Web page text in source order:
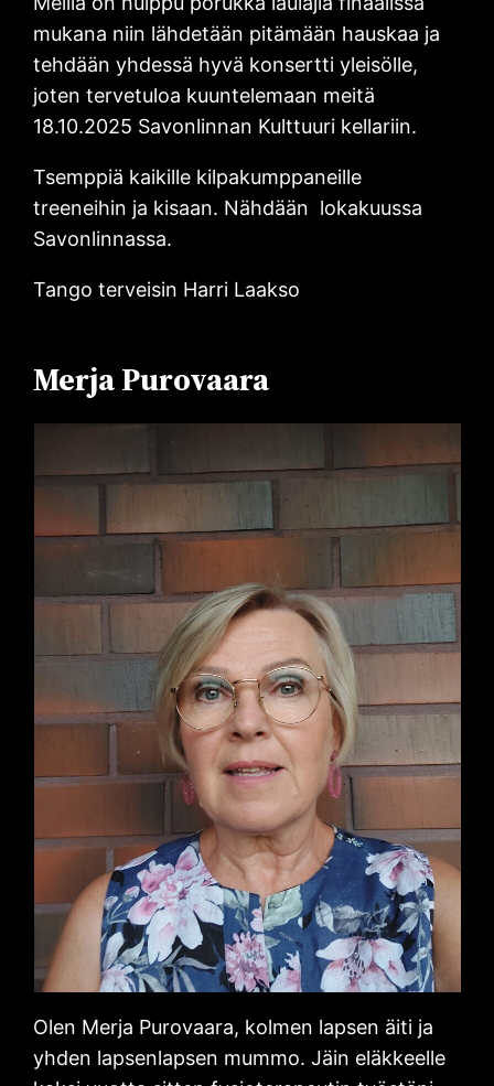
mukana niin lähdetään pitämään hauskaa ja
tehdään yhdessä hyvä konsertti yleisölle,
joten tervetuloa kuuntelemaan meitä
18.10.2025 Savonlinnan Kulttuuri kellariin.
Tsemppiä kaikille kilpakumppaneille
treeneihin ja kisaan. Nähdään lokakuussa
Savonlinnassa.
Tango terveisin Harri Laakso
Merja Purovaara
Olen Merja Purovaara, kolmen lapsen äiti ja
yhden lapsenlapsen mummo. Jäin eläkkeelle